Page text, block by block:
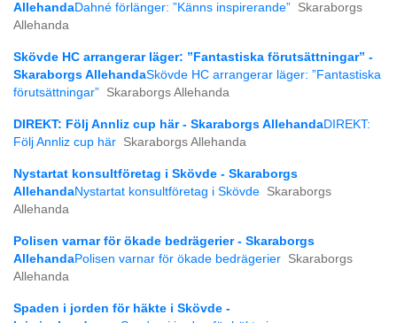
AllehandaDahné förlänger: ”Känns inspirerande” Skaraborgs
Allehanda
Skövde HC arrangerar läger: ”Fantastiska förutsättningar” -
Skaraborgs AllehandaSkövde HC arrangerar läger: ”Fantastiska
förutsättningar” Skaraborgs Allehanda
DIREKT: Följ Annliz cup här - Skaraborgs AllehandaDIREKT:
Följ Annliz cup här Skaraborgs Allehanda
Nystartat konsultföretag i Skövde - Skaraborgs
AllehandaNystartat konsultföretag i Skövde Skaraborgs
Allehanda
Polisen varnar för ökade bedrägerier - Skaraborgs
AllehandaPolisen varnar för ökade bedrägerier Skaraborgs
Allehanda
Spaden i jorden för häkte i Skövde -